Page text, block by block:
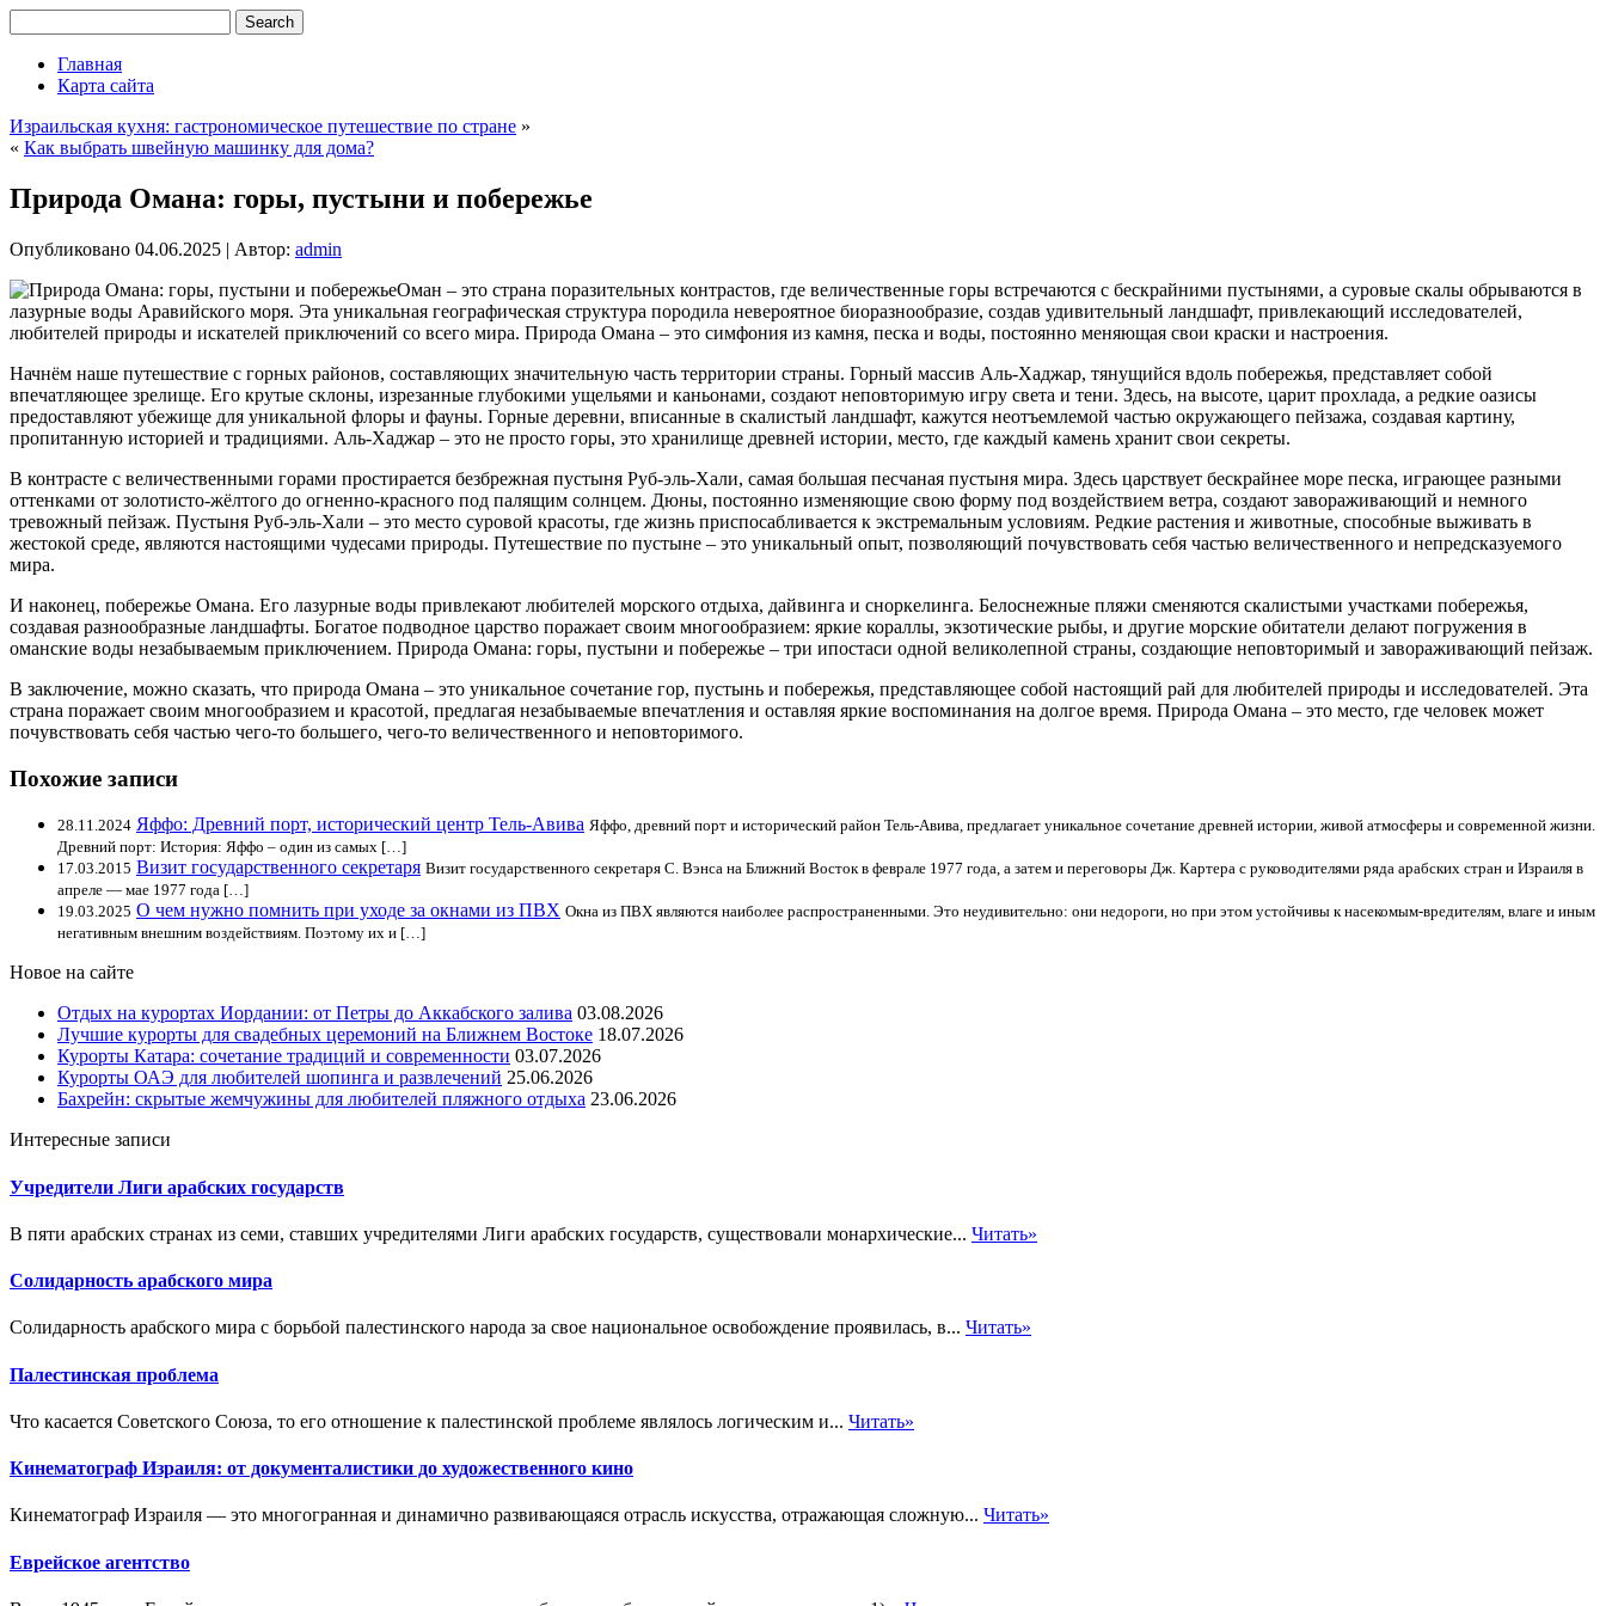
Главная
Карта сайта
Израильская кухня: гастрономическое путешествие по стране »
« Как выбрать швейную машинку для дома?
Природа Омана: горы, пустыни и побережье
Опубликовано 04.06.2025 | Автор: admin
Оман – это страна поразительных контрастов, где величественные горы встречаются с бескрайними пустынями, а суровые скалы обрываются в
лазурные воды Аравийского моря. Эта уникальная географическая структура породила невероятное биоразнообразие, создав удивительный ландшафт, привлекающий исследователей,
любителей природы и искателей приключений со всего мира. Природа Омана – это симфония из камня, песка и воды, постоянно меняющая свои краски и настроения.
Начнём наше путешествие с горных районов, составляющих значительную часть территории страны. Горный массив Аль-Хаджар, тянущийся вдоль побережья, представляет собой
впечатляющее зрелище. Его крутые склоны, изрезанные глубокими ущельями и каньонами, создают неповторимую игру света и тени. Здесь, на высоте, царит прохлада, а редкие оазисы
предоставляют убежище для уникальной флоры и фауны. Горные деревни, вписанные в скалистый ландшафт, кажутся неотъемлемой частью окружающего пейзажа, создавая картину,
пропитанную историей и традициями. Аль-Хаджар – это не просто горы, это хранилище древней истории, место, где каждый камень хранит свои секреты.
В контрасте с величественными горами простирается безбрежная пустыня Руб-эль-Хали, самая большая песчаная пустыня мира. Здесь царствует бескрайнее море песка, играющее разными
оттенками от золотисто-жёлтого до огненно-красного под палящим солнцем. Дюны, постоянно изменяющие свою форму под воздействием ветра, создают завораживающий и немного
тревожный пейзаж. Пустыня Руб-эль-Хали – это место суровой красоты, где жизнь приспосабливается к экстремальным условиям. Редкие растения и животные, способные выживать в
жестокой среде, являются настоящими чудесами природы. Путешествие по пустыне – это уникальный опыт, позволяющий почувствовать себя частью величественного и непредсказуемого
мира.
И наконец, побережье Омана. Его лазурные воды привлекают любителей морского отдыха, дайвинга и сноркелинга. Белоснежные пляжи сменяются скалистыми участками побережья,
создавая разнообразные ландшафты. Богатое подводное царство поражает своим многообразием: яркие кораллы, экзотические рыбы, и другие морские обитатели делают погружения в
оманские воды незабываемым приключением. Природа Омана: горы, пустыни и побережье – три ипостаси одной великолепной страны, создающие неповторимый и завораживающий пейзаж.
В заключение, можно сказать, что природа Омана – это уникальное сочетание гор, пустынь и побережья, представляющее собой настоящий рай для любителей природы и исследователей. Эта
страна поражает своим многообразием и красотой, предлагая незабываемые впечатления и оставляя яркие воспоминания на долгое время. Природа Омана – это место, где человек может
почувствовать себя частью чего-то большего, чего-то величественного и неповторимого.
Похожие записи
28.11.2024 Яффо: Древний порт, исторический центр Тель-Авива Яффо, древний порт и исторический район Тель-Авива, предлагает уникальное сочетание древней истории, живой атмосферы и современной жизни.
Древний порт: История: Яффо – один из самых […]
17.03.2015 Визит государственного секретаря Визит государственного секретаря С. Вэнса на Ближний Восток в феврале 1977 года, а затем и переговоры Дж. Картера с руководителями ряда арабских стран и Израиля в
апреле — мае 1977 года […]
19.03.2025 О чем нужно помнить при уходе за окнами из ПВХ Окна из ПВХ являются наиболее распространенными. Это неудивительно: они недороги, но при этом устойчивы к насекомым-вредителям, влаге и иным
негативным внешним воздействиям. Поэтому их и […]
Новое на сайте
Отдых на курортах Иордании: от Петры до Аккабского залива 03.08.2026
Лучшие курорты для свадебных церемоний на Ближнем Востоке 18.07.2026
Курорты Катара: сочетание традиций и современности 03.07.2026
Курорты ОАЭ для любителей шопинга и развлечений 25.06.2026
Бахрейн: скрытые жемчужины для любителей пляжного отдыха 23.06.2026
Интересные записи
Учредители Лиги арабских государств
В пяти арабских странах из семи, ставших учредителями Лиги арабских государств, существовали монархические... Читать»
Солидарность арабского мира
Солидарность арабского мира с борьбой палестинского народа за свое национальное освобождение проявилась, в... Читать»
Палестинская проблема
Что касается Советского Союза, то его отношение к палестинской проблеме являлось логическим и... Читать»
Кинематограф Израиля: от документалистики до художественного кино
Кинематограф Израиля — это многогранная и динамично развивающаяся отрасль искусства, отражающая сложную... Читать»
Еврейское агентство